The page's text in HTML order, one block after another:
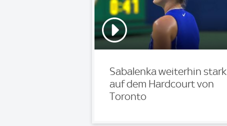
Sabalenka weiterhin stark
auf dem Hardcourt von
Toronto